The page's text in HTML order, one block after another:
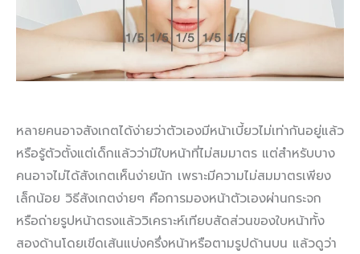
หลายคนอาจสังเกตได้ง่ายว่าตัวเองมีหน้าเบี้ยวไม่เท่ากันอยู่แล้ว
หรือรู้ตัวตั้งแต่เด็กแล้วว่ามีใบหน้าที่ไม่สมมาตร แต่สำหรับบาง
คนอาจไม่ได้สังเกตเห็นง่ายนัก เพราะมีความไม่สมมาตรเพียง
เล็กน้อย วิธีสังเกตง่ายๆ คือการมองหน้าตัวเองผ่านกระจก
หรือถ่ายรูปหน้าตรงแล้ววิเคราะห์เทียบสัดส่วนของใบหน้าทั้ง
สองด้านโดยเขีดเส้นแบ่งครึ่งหน้าหรือตามรูปด้านบน แล้วดูว่า